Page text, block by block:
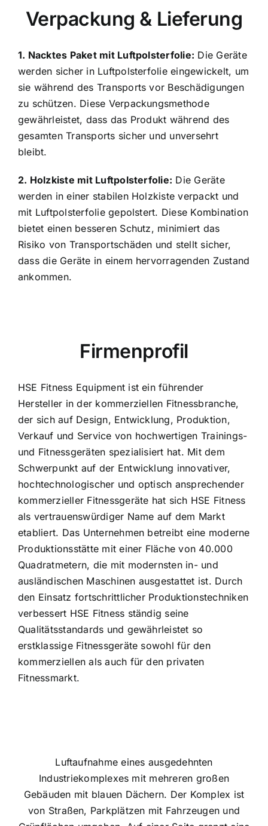
Verpackung & Lieferung
1. Nacktes Paket mit Luftpolsterfolie:
Die Geräte
werden sicher in Luftpolsterfolie eingewickelt, um
sie während des Transports vor Beschädigungen
zu schützen. Diese Verpackungsmethode
gewährleistet, dass das Produkt während des
gesamten Transports sicher und unversehrt
bleibt.
2. Holzkiste mit Luftpolsterfolie:
Die Geräte
werden in einer stabilen Holzkiste verpackt und
mit Luftpolsterfolie gepolstert. Diese Kombination
bietet einen besseren Schutz, minimiert das
Risiko von Transportschäden und stellt sicher,
dass die Geräte in einem hervorragenden Zustand
ankommen.
Firmenprofil
HSE Fitness Equipment ist ein führender
Hersteller in der kommerziellen Fitnessbranche,
der sich auf Design, Entwicklung, Produktion,
Verkauf und Service von hochwertigen Trainings-
und Fitnessgeräten spezialisiert hat. Mit dem
Schwerpunkt auf der Entwicklung innovativer,
hochtechnologischer und optisch ansprechender
kommerzieller Fitnessgeräte hat sich HSE Fitness
als vertrauenswürdiger Name auf dem Markt
etabliert. Das Unternehmen betreibt eine moderne
Produktionsstätte mit einer Fläche von 40.000
Quadratmetern, die mit modernsten in- und
ausländischen Maschinen ausgestattet ist. Durch
den Einsatz fortschrittlicher Produktionstechniken
verbessert HSE Fitness ständig seine
Qualitätsstandards und gewährleistet so
erstklassige Fitnessgeräte sowohl für den
kommerziellen als auch für den privaten
Fitnessmarkt.